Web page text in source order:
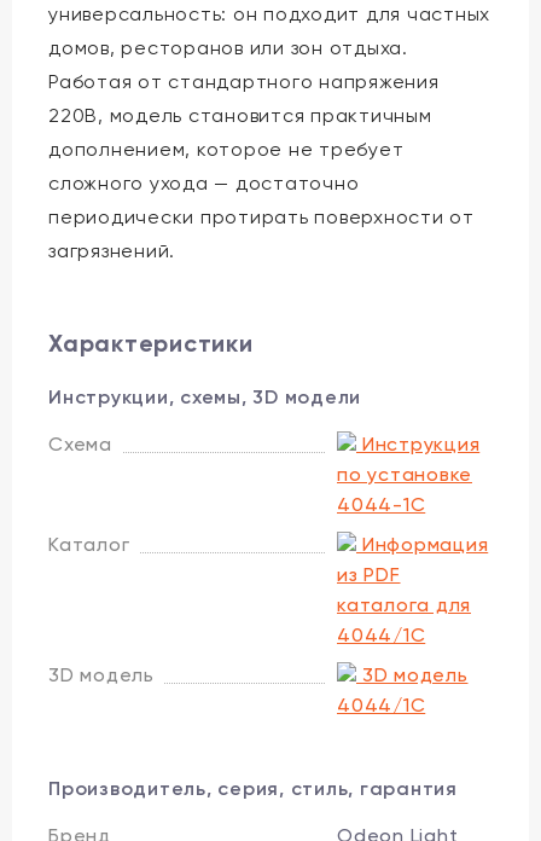
универсальность: он подходит для частных
домов, ресторанов или зон отдыха.
Работая от стандартного напряжения
220В, модель становится практичным
дополнением, которое не требует
сложного ухода — достаточно
периодически протирать поверхности от
загрязнений.
Характеристики
Инструкции, схемы, 3D модели
Схема
Инструкция
по установке
4044-1C
Каталог
Информация
из PDF
каталога для
4044/1C
3D модель
3D модель
4044/1C
Производитель, серия, стиль, гарантия
Бренд
Odeon Light